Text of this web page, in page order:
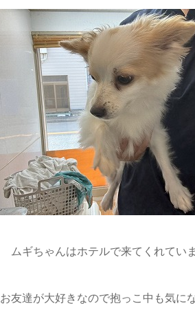
ムギちゃんはホテルで来てくれてい
お友達が大好きなので抱っこ中も気に